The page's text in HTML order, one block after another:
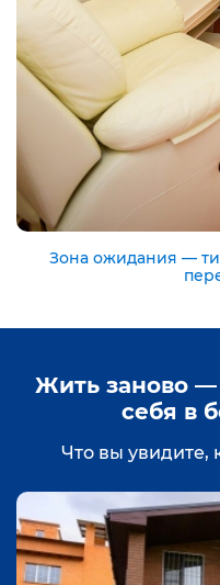
Зона ожидания —
Жить заново —
себя в
Что вы увидите,